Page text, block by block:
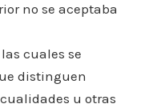
no se aceptaba
las cuales se
distinguen
u otras